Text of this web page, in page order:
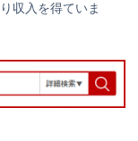
収入を得ていま